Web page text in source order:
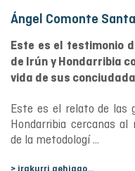
Ángel Comonte
Este es el testimonio
de Irún y Hondarribia
vida de sus
Este es el relato de las
Hondarribia cercanas
de la metodologí ...
> irakurri gehiago...